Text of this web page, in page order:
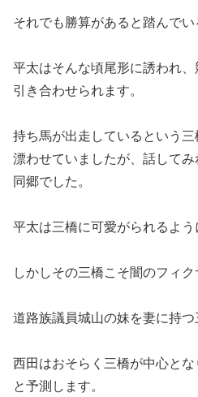
それでも勝算があると踏んでい
平太はそんな頃尾形に誘われ
引き合わせられます。
持ち馬が出走しているという
漂わせていましたが、話して
同郷でした。
平太は三橋に可愛がられるよう
しかしその三橋こそ闇のフィク
道路族議員城山の妹を妻に持つ
西田はおそらく三橋が中心と
と予測します。